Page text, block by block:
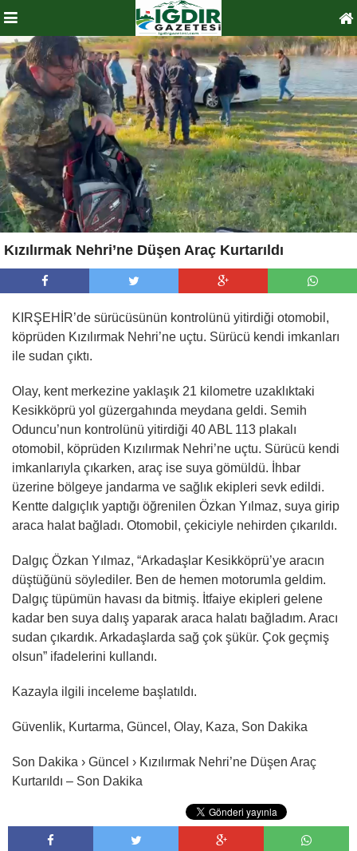
Kızılırmak Nehri’ne Düşen Araç Kurtarıldı
KIRŞEHİR’de sürücüsünün kontrolünü yitirdiği otomobil,
köprüden Kızılırmak Nehri’ne uçtu. Sürücü kendi imkanları
ile sudan çıktı.
Olay, kent merkezine yaklaşık 21 kilometre uzaklıktaki
Kesikköprü yol güzergahında meydana geldi. Semih
Oduncu’nun kontrolünü yitirdiği 40 ABL 113 plakalı
otomobil, köprüden Kızılırmak Nehri’ne uçtu. Sürücü kendi
imkanlarıyla çıkarken, araç ise suya gömüldü. İhbar
üzerine bölgeye jandarma ve sağlık ekipleri sevk edildi.
Kentte dalgıçlık yaptığı öğrenilen Özkan Yılmaz, suya girip
araca halat bağladı. Otomobil, çekiciyle nehirden çıkarıldı.
Dalgıç Özkan Yılmaz, “Arkadaşlar Kesikköprü’ye aracın
düştüğünü söylediler. Ben de hemen motorumla geldim.
Dalgıç tüpümün havası da bitmiş. İtfaiye ekipleri gelene
kadar ben suya dalış yaparak araca halatı bağladım. Aracı
sudan çıkardık. Arkadaşlarda sağ çok şükür. Çok geçmiş
olsun” ifadelerini kullandı.
Kazayla ilgili inceleme başlatıldı.
Güvenlik, Kurtarma, Güncel, Olay, Kaza, Son Dakika
Son Dakika › Güncel › Kızılırmak Nehri’ne Düşen Araç
Kurtarıldı – Son Dakika